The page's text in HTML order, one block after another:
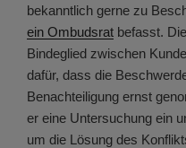
bekanntlich gerne zu
ein Ombudsrat befasst.
Bindeglied zwischen
dafür, dass die
Benachteiligung ernst
er eine Untersuchung ein
um die Lösung des